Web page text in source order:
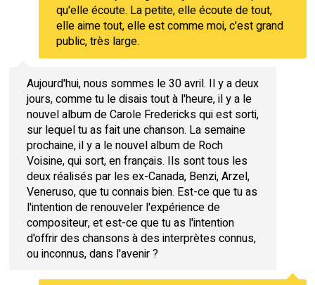
qu'elle écoute. La petite, elle écoute de tout,
elle aime tout, elle est comme moi, c'est grand
public, très large.
Aujourd'hui, nous sommes le 30 avril. Il y a deux
jours, comme tu le disais tout à l'heure, il y a le
nouvel album de Carole Fredericks qui est sorti,
sur lequel tu as fait une chanson. La semaine
prochaine, il y a le nouvel album de Roch
Voisine, qui sort, en français. Ils sont tous les
deux réalisés par les ex-Canada, Benzi, Arzel,
Veneruso, que tu connais bien. Est-ce que tu as
l'intention de renouveler l'expérience de
compositeur, et est-ce que tu as l'intention
d'offrir des chansons à des interprètes connus,
ou inconnus, dans l'avenir ?